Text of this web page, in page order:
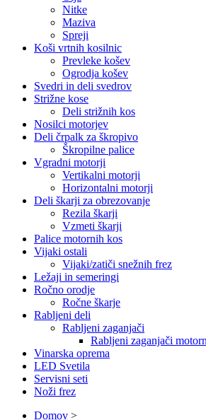
Nitke
Maziva
Spreji
Koši vrtnih kosilnic
Prevleke košev
Ogrodja košev
Svedri in deli svedrov
Strižne kose
Deli strižnih kos
Nosilci motorjev
Deli črpalk za škropivo
Škropilne palice
Vgradni motorji
Vertikalni motorji
Horizontalni motorji
Deli škarji za obrezovanje
Rezila škarji
Vzmeti škarji
Palice motornih kos
Vijaki ostali
Vijaki/zatiči snežnih frez
Ležaji in semeringi
Ročno orodje
Ročne škarje
Rabljeni deli
Rabljeni zaganjači
Rabljeni zaganjači
Vinarska oprema
LED Svetila
Servisni seti
Noži frez
Domov >